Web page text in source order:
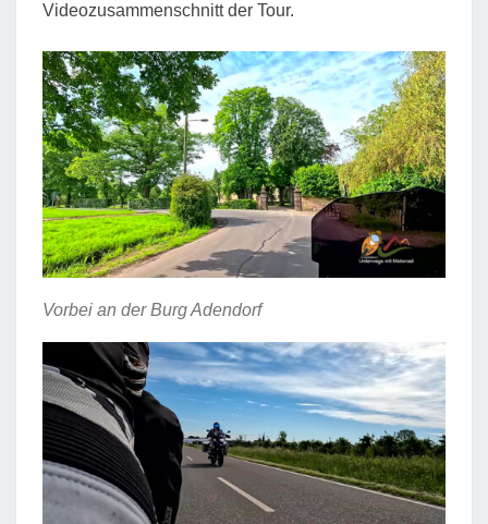
Videozusammenschnitt der Tour.
Vorbei an der Burg Adendorf